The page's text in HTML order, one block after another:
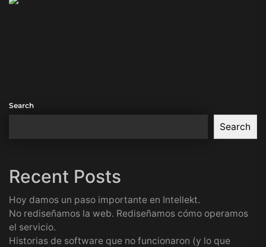
Search
Search
Recent Posts
Hoy damos un paso importante en Intellekt.
No rediseñamos la web. Rediseñamos cómo operamos
el servicio.
Historias de software que no funcionaron (y lo que